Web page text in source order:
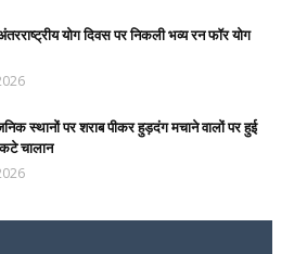
योग दिवस पर निकली भव्य रन फॉर योग
स्थानों पर शराब पीकर हुड़दंग मचाने वालों पर हुई
चालान